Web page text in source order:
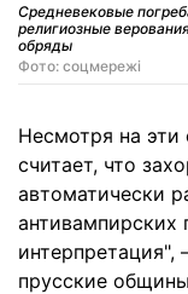
Средневековые
религиозные
обряды
Фото: соцмережі
Несмотря на эти
считает, что
автоматически
антивампирских
прусские